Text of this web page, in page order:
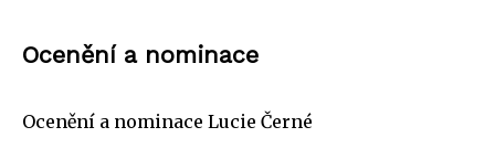
Ocenění a nominace
Ocenění a nominace Lucie Černé